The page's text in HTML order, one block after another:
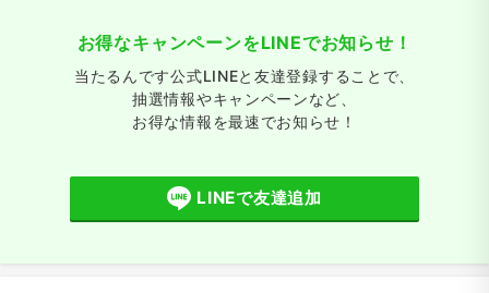
お得なキャンペーンをLINEでお知らせ！
当たるんです公式LINEと友達登録することで、
抽選情報やキャンペーンなど、
お得な情報を最速でお知らせ！
LINEで友達追加